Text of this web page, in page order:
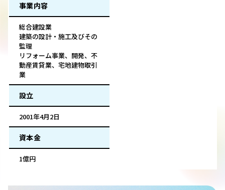
事業内容
総合建設業
建築の設計・施工及びその
監理
リフォーム事業、開発、不
動産賃貸業、宅地建物取引
業
設立
2001年4月2日
資本金
1億円